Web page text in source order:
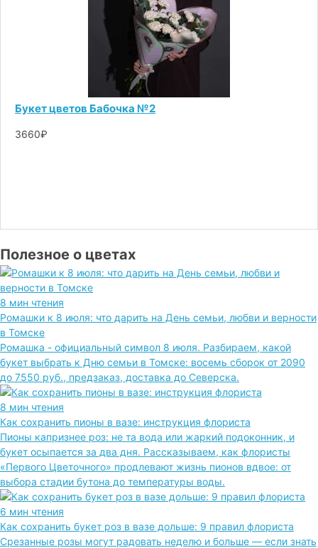
Букет цветов Бабочка №2
3660₽
Полезное о цветах
8 мин чтения
Ромашки к 8 июля: что дарить на День семьи, любви и верности
в Томске
Ромашка - официальный символ 8 июля. Разбираем, какой
букет выбрать к Дню семьи в Томске: восемь сборок от 2090
до 7550 руб., предзаказ, доставка до Северска.
8 мин чтения
Как сохранить пионы в вазе: инструкция флориста
Пионы капризнее роз: не та вода или жаркий подоконник, и
букет осыпается за два дня. Рассказываем, как флористы
«Первого Цветочного» продлевают жизнь пионов вдвое: от
выбора стадии бутона до температуры воды.
6 мин чтения
Как сохранить букет роз в вазе дольше: 9 правил флориста
Срезанные розы могут радовать неделю и больше — если знать